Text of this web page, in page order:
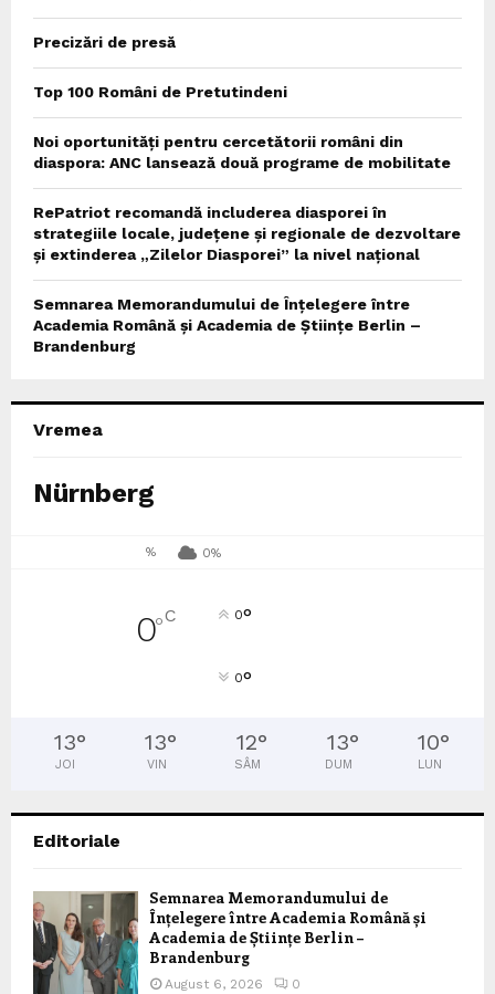
Precizări de presă
Top 100 Români de Pretutindeni
Noi oportunități pentru cercetătorii români din
diaspora: ANC lansează două programe de mobilitate
RePatriot recomandă includerea diasporei în
strategiile locale, județene și regionale de dezvoltare
și extinderea „Zilelor Diasporei” la nivel național
Semnarea Memorandumului de Înțelegere între
Academia Română și Academia de Științe Berlin –
Brandenburg
Vremea
Nürnberg
% 0%
0°C 0°
0°
13°
JOI
13°
VIN
12°
SÂM
13°
DUM
10°
LUN
Editoriale
Semnarea Memorandumului de
Înțelegere între Academia Română și
Academia de Științe Berlin –
Brandenburg
August 6, 2026 0